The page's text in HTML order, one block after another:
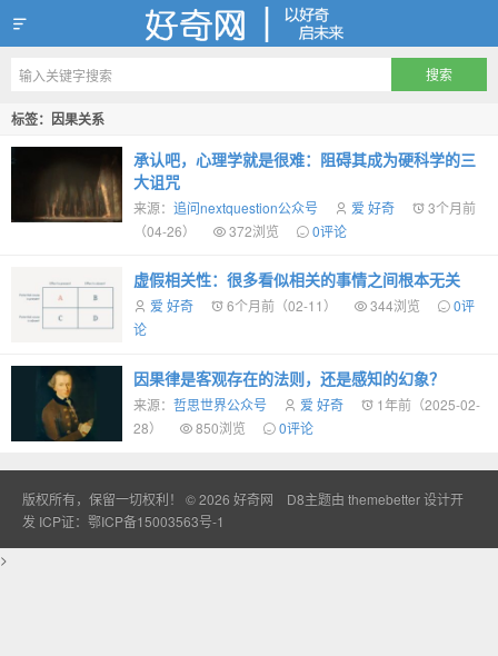
好奇网
标签：因果关系
承认吧，心理学就是很难：阻碍其成为硬科学的三
大诅咒
来源： 追问nextquestion公众号 爱 好奇
3个月前
（04-26）
372浏览 0评论
虚假相关性：很多看似相关的事情之间根本无关
爱 好奇 6个月前（02-11） 344浏览
0评
论
因果律是客观存在的法则，还是感知的幻象？
来源： 哲思世界公众号 爱 好奇
1年前（2025-02-
28）
850浏览 0评论
版权所有，保留一切权利！ © 2026 好奇网 D8主题由 themebetter设计开
发 ICP证：鄂ICP备15003563号-1
>